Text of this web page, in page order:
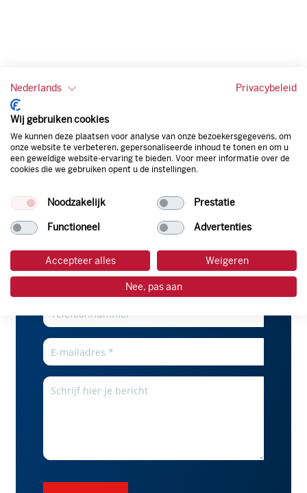
Heb je een vraag?
Vul hier je gegevens in
Form
Nederlands Privacybeleid
Wij gebruiken cookies
We kunnen deze plaatsen voor analyse van onze bezoekersgegevens, om
onze website te verbeteren, gepersonaliseerde inhoud te tonen en om u
een geweldige website-ervaring te bieden. Voor meer informatie over de
cookies die we gebruiken opent u de instellingen.
Noodzakelijk Prestatie
Functioneel Advertenties
Accepteer alles Weigeren
Nee, pas aan